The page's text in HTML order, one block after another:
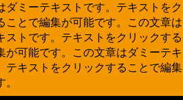
ダミーテキストです。テキストをク
ことで編集が可能です。この文章は
ストです。テキストをクリックする
が可能です。この文章はダミーテキ
テキストをクリックすることで編集